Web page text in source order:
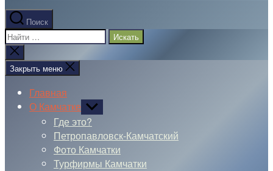
Поиск
Поиск:
Закрыть
поиск
Закрыть меню
Главная
О Камчатке Показывать
подменю
Где это?
Петропавловск-Камчатский
Фото Камчатки
Турфирмы Камчатки